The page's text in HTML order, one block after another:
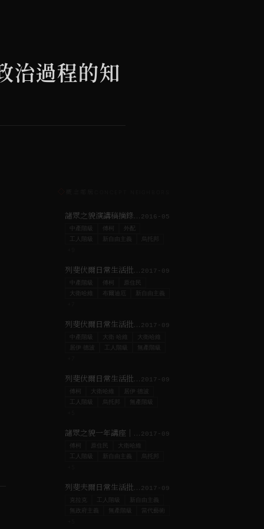
治過程的知
諸眾之貌演講稿摘錄 | 吉隆坡Lostgens’ 當代藝術空間 2016-05
中產階級 傅柯
外配
工人階級
新自由主義
列斐伏爾日常生活批判｜#3 從城市到都市社會 2017-09
中產階級 傅柯
原住民
大衛哈維
布爾迪厄 新自由主義
列斐伏爾日常生活批判｜#4 日常生活批判 2017-09
中產階級 大衛·哈維
大衛哈維
居伊·德波
工人階級 無產階級
列斐伏爾日常生活批判課程｜＃2 接近城市的權利 2017-09
傅柯 大衛哈維
居伊·德波
工人階級
無產階級
諸眾之貌一年講座｜#3 帝國三部曲（二）從帝國主義到帝國 2017-09
傅柯 原住民
大衛哈維
工人階級
新自由主義
列斐夫爾日常生活批判｜#5 馬克思主義作為日常生活的批判知識 2017-09
克拉克 工人階級
新自由主義
無政府主義
無產階級 當代藝術